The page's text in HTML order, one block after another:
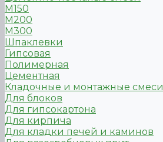
М150
М200
М300
Шпаклевки
Гипсовая
Полимерная
Цементная
Кладочные и монтажные смеси
Для блоков
Для гипсокартона
Для кирпича
Для кладки печей и каминов